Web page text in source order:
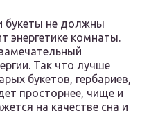
букеты не должны
энергетике комнаты.
Так что лучше
букетов, гербариев,
просторнее, чище и
на качестве сна и